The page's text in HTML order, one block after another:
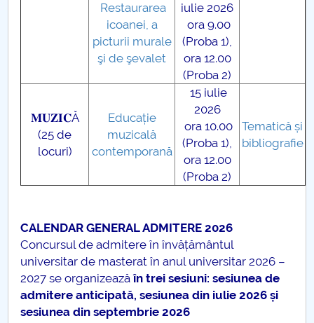
Restaurarea
icoanei, a
picturii murale
şi de şevalet
iulie 2026
ora 9.00
(Proba 1),
ora 12.00
(Proba 2)
𝐌𝐔𝐙𝐈𝐂Ă
(25 de
locuri)
Educație
muzicală
contemporană
15 iulie
2026
ora 10.00
(Proba 1),
ora 12.00
(Proba 2)
Tematică și
bibliografie
CALENDAR GENERAL ADMITERE 2026
Concursul de admitere în învățământul
universitar de masterat în anul universitar 2026 –
2027 se organizeazăîn trei sesiuni: sesiunea de
admitere anticipată, sesiunea din iulie 2026 și
sesiunea din septembrie 2026